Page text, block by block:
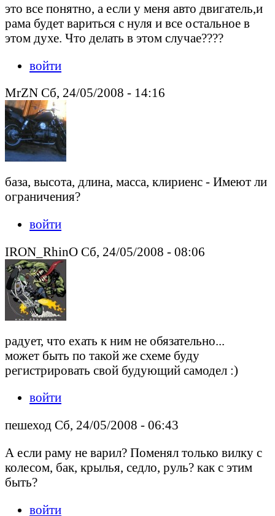
это все понятно, а если у меня авто двигатель,и
рама будет вариться с нуля и все остальное в
этом духе. Что делать в этом случае????
войти
MrZN Сб, 24/05/2008 - 14:16
база, высота, длина, масса, клириенс - Имеют ли
ограничения?
войти
IRON_RhinO Сб, 24/05/2008 - 08:06
радует, что ехать к ним не обязательно...
может быть по такой же схеме буду
регистрировать свой будующий самодел :)
войти
пешеход Сб, 24/05/2008 - 06:43
А если раму не варил? Поменял только вилку с
колесом, бак, крылья, седло, руль? как с этим
быть?
войти